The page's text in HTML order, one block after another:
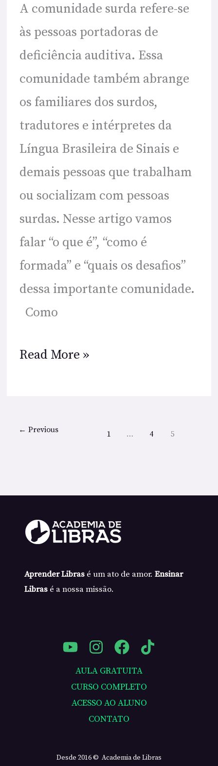
A comunidade surda refere-se
às pessoas portadoras de
deficiência auditiva. Essa
comunidade também abrange
os familiares dos surdos,
tradutores e intérpretes da
Língua Brasileira de Sinais e
demais pessoas que trabalham
ou socializam com pessoas
surdas. Nesse artigo vamos
falar “o que é”, “como é
formada” e “quais os desafios”
dessa importante comunidade.
Como
e
a
Libras:
O
que
é
e
quais
os
Desafios?
Read More »
← Previous 1 … 4 5
Aprender Libras é um ato de amor. Ensinar
Libras é a nossa missão.
AULA GRATUITA
CURSO COMPLETO
ACESSO AO ALUNO
CONTATO
Desde 2016 © Academia de Libras